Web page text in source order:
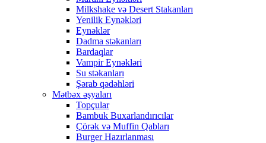
Milkshake və Desert Stakanları
Yenilik Eynəkləri
Eynəklər
Dadma stəkanları
Bardaqlar
Vampir Eynəkləri
Su stəkanları
Şərab qədəhləri
Mətbəx əşyaları
Topçular
Bambuk Buxarlandırıcılar
Çörək və Muffin Qabları
Burger Hazırlanması